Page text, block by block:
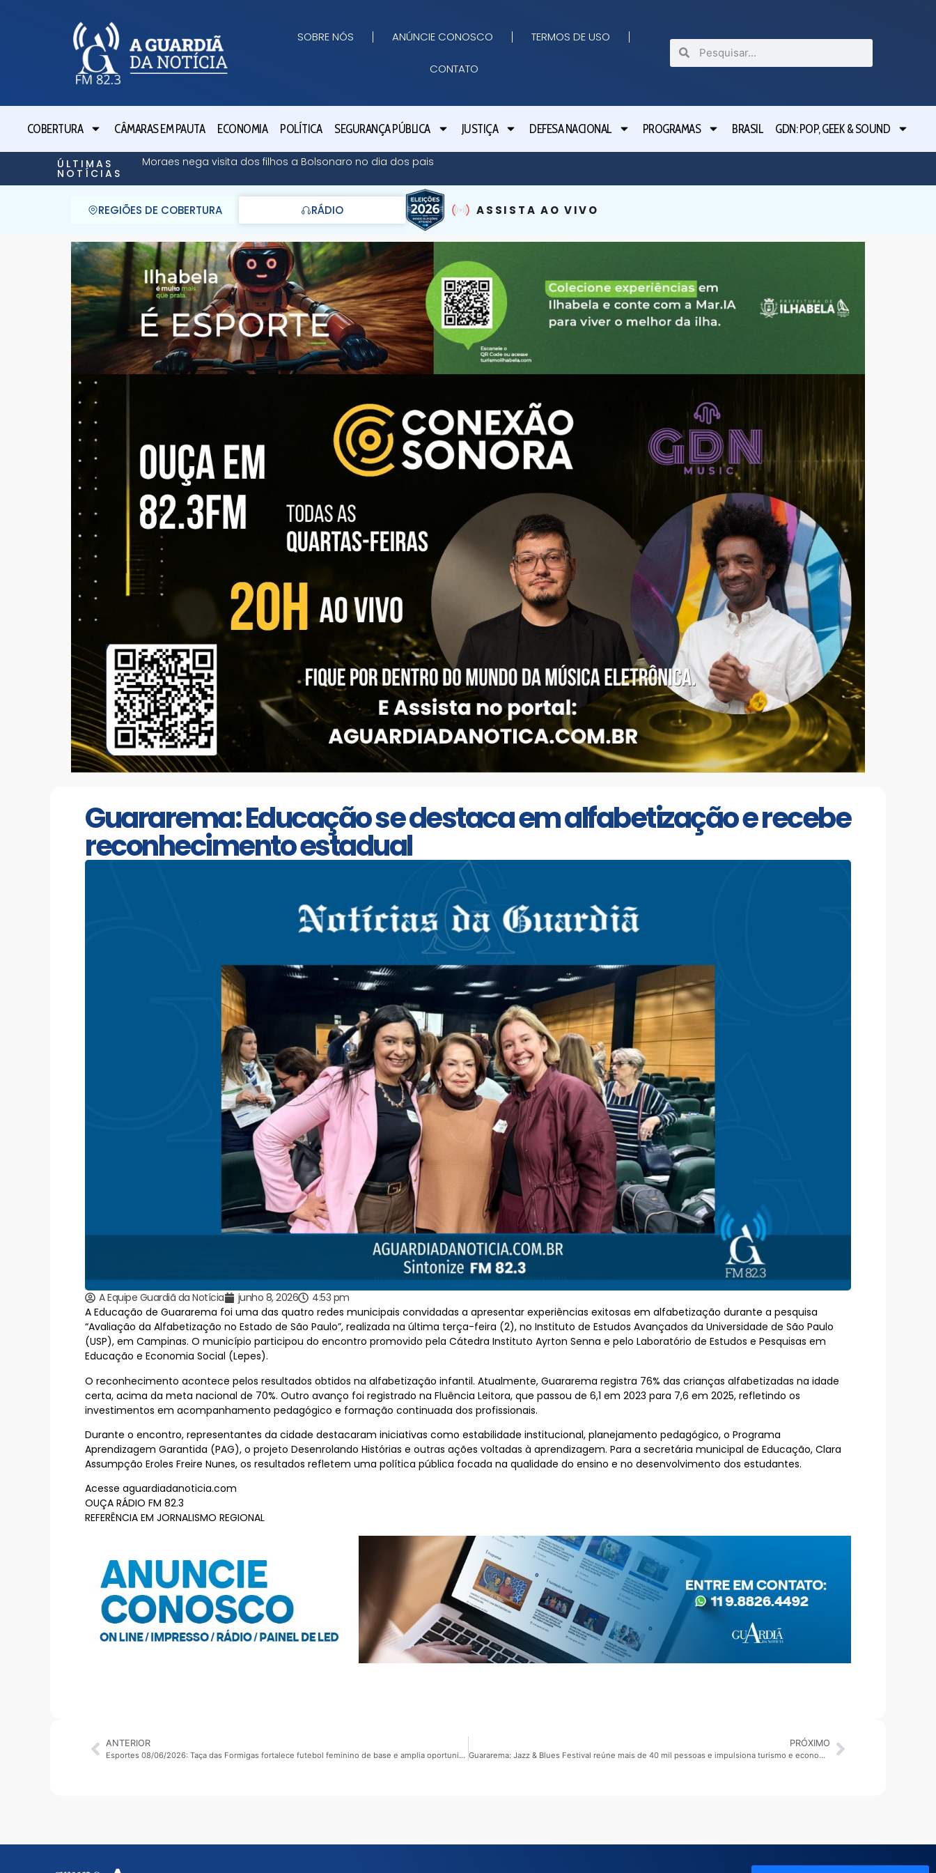
SOBRE NÓS ANÚNCIE CONOSCO TERMOS DE USO
CONTATO
COBERTURA CÂMARAS EM PAUTA ECONOMIA POLÍTICA SEGURANÇA PÚBLICA JUSTIÇA DEFESA NACIONAL PROGRAMAS BRASIL GDN: POP, GEEK & SOUND
ÚLTIMAS
NOTÍCIAS
Moraes nega visita dos filhos a Bolsonaro no dia dos pais
REGIÕES DE COBERTURA RÁDIO ASSISTA AO VIVO
Guararema: Educação se destaca em alfabetização e recebe
reconhecimento estadual
A Equipe Guardiã da Notícia junho 8, 2026
4:53 pm
A Educação de Guararema foi uma das quatro redes municipais convidadas a apresentar experiências exitosas em alfabetização durante a pesquisa
“Avaliação da Alfabetização no Estado de São Paulo”, realizada na última terça-feira (2), no Instituto de Estudos Avançados da Universidade de São Paulo
(USP), em Campinas. O município participou do encontro promovido pela Cátedra Instituto Ayrton Senna e pelo Laboratório de Estudos e Pesquisas em
Educação e Economia Social (Lepes).
O reconhecimento acontece pelos resultados obtidos na alfabetização infantil. Atualmente, Guararema registra 76% das crianças alfabetizadas na idade
certa, acima da meta nacional de 70%. Outro avanço foi registrado na Fluência Leitora, que passou de 6,1 em 2023 para 7,6 em 2025, refletindo os
investimentos em acompanhamento pedagógico e formação continuada dos profissionais.
Durante o encontro, representantes da cidade destacaram iniciativas como estabilidade institucional, planejamento pedagógico, o Programa
Aprendizagem Garantida (PAG), o projeto Desenrolando Histórias e outras ações voltadas à aprendizagem. Para a secretária municipal de Educação, Clara
Assumpção Eroles Freire Nunes, os resultados refletem uma política pública focada na qualidade do ensino e no desenvolvimento dos estudantes.
Acesse aguardiadanoticia.com
OUÇA RÁDIO FM 82.3
REFERÊNCIA EM JORNALISMO REGIONAL
ANTERIOR
Esportes 08/06/2026: Taça das Formigas fortalece futebol feminino de base e amplia oportunidades para jovens atletas
PRÓXIMO
Guararema: Jazz & Blues Festival reúne mais de 40 mil pessoas e impulsiona turismo e economia local